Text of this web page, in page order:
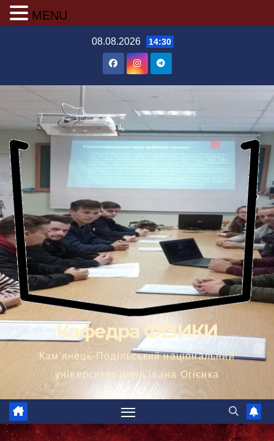
08.08.2026 14:30
Кафедра ФІЗИКИ
Кам'янець-Подільський національний
університет імені Івана Огієнка
MENU